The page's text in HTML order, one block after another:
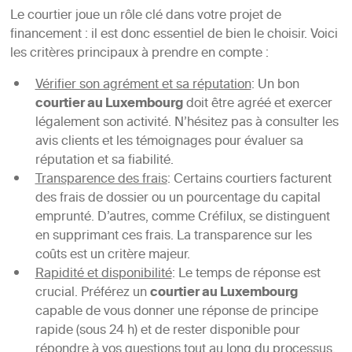
Le courtier joue un rôle clé dans votre projet de
financement : il est donc essentiel de bien le choisir. Voici
les critères principaux à prendre en compte :
Vérifier son agrément et sa réputation: Un bon
courtier au Luxembourgdoit être agréé et exercer
légalement son activité. N’hésitez pas à consulter les
avis clients et les témoignages pour évaluer sa
réputation et sa fiabilité.
Transparence des frais: Certains courtiers facturent
des frais de dossier ou un pourcentage du capital
emprunté. D’autres, comme Créfilux, se distinguent
en supprimant ces frais. La transparence sur les
coûts est un critère majeur.
Rapidité et disponibilité: Le temps de réponse est
crucial. Préférez uncourtier au Luxembourg
capable de vous donner une réponse de principe
rapide (sous 24 h) et de rester disponible pour